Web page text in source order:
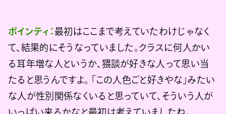
ポインティ：最初はここまで考えていたわけじゃなく
て、結果的にそうなっていました。クラスに何人かい
る耳年増な人というか、猥談が好きな人って思い当
たると思うんですよ。 「この人色ごと好きやな」みたい
な人が性別関係なくいると思っていて、そういう人が
いっぱい来るかなと最初は考えていましたね。